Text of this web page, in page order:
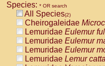
Species: * OR search
All Species(2)
Cheirogaleidae
Lemuridae Eulemur
Lemuridae Eulemur
Lemuridae Eulemur
Lemuridae Lemur catta